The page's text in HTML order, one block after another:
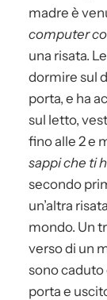
madre è
computer
una risata.
dormire sul
porta, e ha
sul letto,
fino alle 2 e
sappi che ti
secondo
un’altra
mondo. Un
verso di un
sono caduto
porta e